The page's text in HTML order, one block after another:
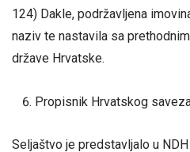
124) Dakle, podržavljena
naziv te nastavila sa
države Hrvatske.
Propisnik Hrvatskog
Seljaštvo je predstavljalo u